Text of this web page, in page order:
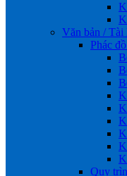
Văn bản / Tài
Phác
Quy